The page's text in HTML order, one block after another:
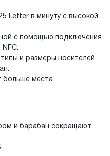
Letter в минуту с высокой
с помощью подключения
и размеры носителей.
больше места.
и барабан сокращают